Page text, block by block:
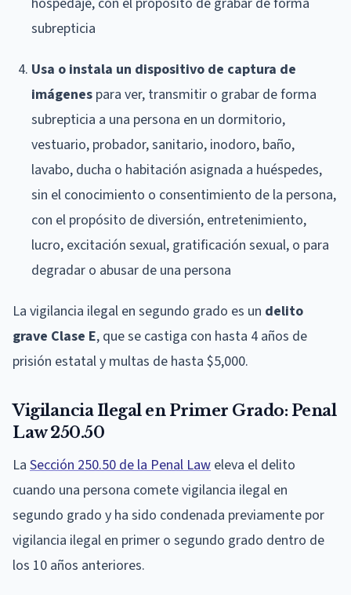
subrepticia
Usa o instala un dispositivo de captura de
imágenes para ver, transmitir o grabar de forma
subrepticia a una persona en un dormitorio,
vestuario, probador, sanitario, inodoro, baño,
lavabo, ducha o habitación asignada a huéspedes,
sin el conocimiento o consentimiento de la persona,
con el propósito de diversión, entretenimiento,
lucro, excitación sexual, gratificación sexual, o para
degradar o abusar de una persona
La vigilancia ilegal en segundo grado es un delito
grave Clase E, que se castiga con hasta 4 años de
prisión estatal y multas de hasta $5,000.
Vigilancia Ilegal en Primer Grado: Penal
Law 250.50
La Sección 250.50 de la Penal Law eleva el delito
cuando una persona comete vigilancia ilegal en
segundo grado y ha sido condenada previamente por
vigilancia ilegal en primer o segundo grado dentro de
los 10 años anteriores.